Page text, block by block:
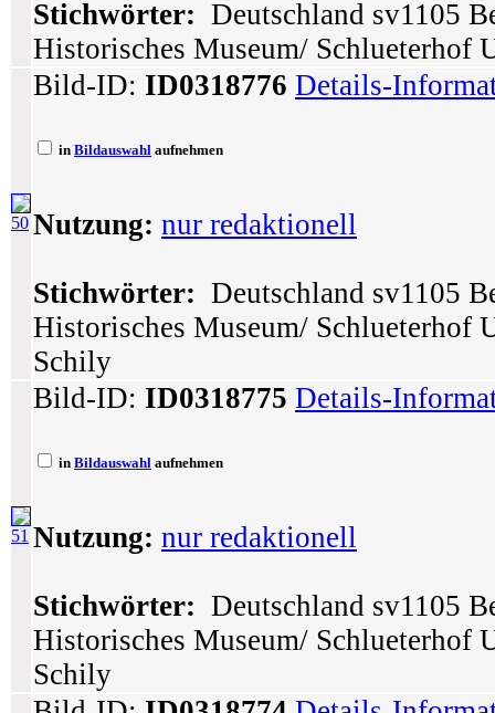
Stichwörter: Deutschland sv1105
Historisches Museum/ Schlueterhof
50
Bild-ID: ID0318776 Details-
in Bildauswahl aufnehmen
Nutzung: nur redaktionell
Stichwörter: Deutschland sv1105
Historisches Museum/ Schlueterhof
Schily
51
Bild-ID: ID0318775 Details-
in Bildauswahl aufnehmen
Nutzung: nur redaktionell
Stichwörter: Deutschland sv1105
Historisches Museum/ Schlueterhof
Schily